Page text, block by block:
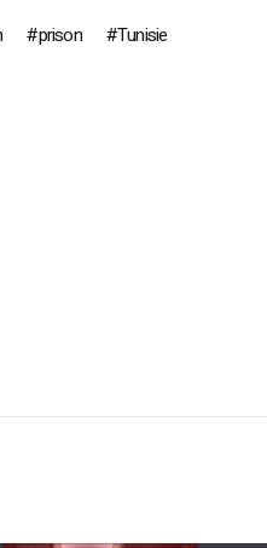
prison Tunisie